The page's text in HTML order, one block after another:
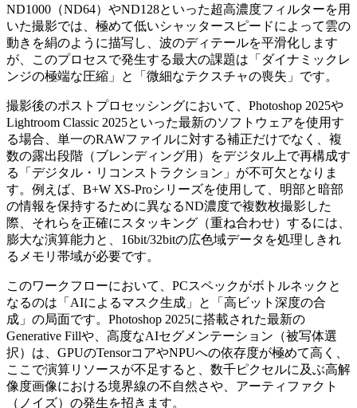
ND1000（ND64）やND128といった超高濃度フィルターを用
いた撮影では、極めて低いシャッタースピードによって雲の
動きを絹のように描写し、波のディテールを平滑化します
が、このプロセスで発生する最大の課題は「ダイナミックレ
ンジの極端な圧縮」と「微細なテクスチャの喪失」です。
撮影後のポストプロセッシングにおいて、Photoshop 2025や
Lightroom Classic 2025といった最新のソフトウェアを使用す
る場合、単一のRAWファイルに対する補正だけでなく、複
数の露出段階（ブレンディング用）をデジタル上で再構成す
る「デジタル・リコンストラクション」が不可欠となりま
す。例えば、B+W XS-Proシリーズを使用して、明部と暗部
の情報を保持するために異なるND濃度で複数枚撮影した
際、それらを正確にスタッキング（重ね合わせ）するには、
膨大な演算能力と、16bit/32bitの広色域データを処理しきれ
るメモリ帯域が必要です。
このワークフローにおいて、PCスペックがボトルネックと
なるのは「AIによるマスク生成」と「高ビット深度の合
成」の局面です。Photoshop 2025に搭載された最新の
Generative Fillや、高度なAIセグメンテーション（被写体選
択）は、GPUのTensorコアやNPUへの依存度が極めて高く、
ここで演算リソースが不足すると、数千ピクセルに及ぶ高解
像度画像における境界線の不自然さや、アーティファクト
（ノイズ）の発生を招きます。